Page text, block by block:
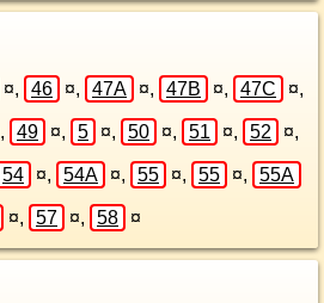
¤, 46 ¤, 47A ¤, 47B ¤, 47C ¤,
, 49 ¤, 5 ¤, 50 ¤, 51 ¤, 52 ¤,
54 ¤, 54A ¤, 55 ¤, 55 ¤, 55A
¤, 57 ¤, 58 ¤